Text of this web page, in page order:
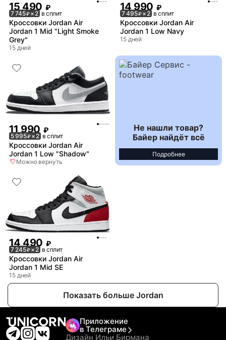
15 490 ₽
7 745₽× 2 в сплит
Кроссовки Jordan Air
Jordan 1 Mid "Light Smoke
Grey"
15 дней
14 990 ₽
7 495₽× 2 в сплит
Кроссовки Jordan Air
Jordan 1 Low Navy
15 дней
11 990 ₽
5 995₽× 2 в сплит
Кроссовки Jordan Air
Jordan 1 Low "Shadow"
Можно вернуть
Не нашли товар?
Байер найдёт всё
Подробнее
14 490 ₽
7 245₽× 2 в сплит
Кроссовки Jordan Air
Jordan 1 Mid SE
15 дней
Показать больше Jordan
Приложение
в Телеграме
Дизайн Ильи Бирмана